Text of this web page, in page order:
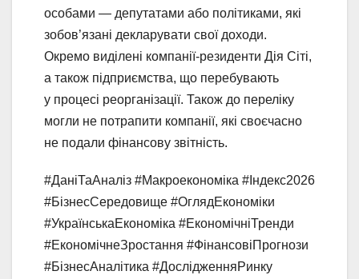
особами — депутатами або політиками, які
зобов’язані декларувати свої доходи.
Окремо виділені компанії-резиденти Дія Сіті,
а також підприємства, що перебувають
у процесі реорганізації. Також до переліку
могли не потрапити компанії, які своєчасно
не подали фінансову звітність.
#ДаніТаАналіз #Макроекономіка #Індекс2026
#БізнесСередовище #ОглядЕкономіки
#УкраїнськаЕкономіка #ЕкономічніТренди
#ЕкономічнеЗростання #ФінансовіПрогнози
#БізнесАналітика #ДослідженняРинку